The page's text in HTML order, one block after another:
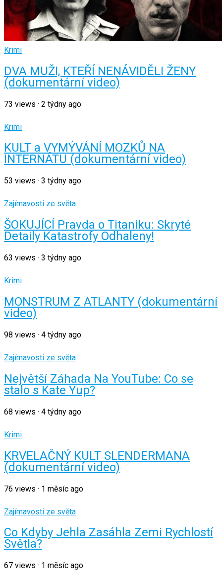
Krimi
DVA MUŽI, KTEŘÍ NENÁVIDĚLI ŽENY
(dokumentární video)
73 views · 2 týdny ago
Krimi
KULT a VYMÝVÁNÍ MOZKŮ NA
INTERNÁTU (dokumentární video)
53 views · 3 týdny ago
Zajímavosti ze světa
ŠOKUJÍCÍ Pravda o Titaniku: Skryté
Detaily Katastrofy Odhaleny!
63 views · 3 týdny ago
Krimi
MONSTRUM Z ATLANTY (dokumentární
video)
98 views · 4 týdny ago
Zajímavosti ze světa
Největší Záhada Na YouTube: Co se
stalo s Kate Yup?
68 views · 4 týdny ago
Krimi
KRVELAČNÝ KULT SLENDERMANA
(dokumentární video)
76 views · 1 měsíc ago
Zajímavosti ze světa
Co Kdyby Jehla Zasáhla Zemi Rychlostí
Světla?
67 views · 1 měsíc ago